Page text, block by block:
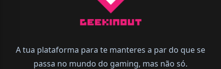
A tua plataforma para te manteres a par do que se
passa no mundo do gaming, mas não só.